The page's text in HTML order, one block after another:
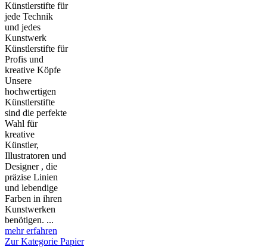
Künstlerstifte für
jede Technik
und jedes
Kunstwerk
Künstlerstifte für
Profis und
kreative Köpfe
Unsere
hochwertigen
Künstlerstifte
sind die perfekte
Wahl für
kreative
Künstler,
Illustratoren und
Designer , die
präzise Linien
und lebendige
Farben in ihren
Kunstwerken
benötigen. ...
mehr erfahren
Zur Kategorie Papier